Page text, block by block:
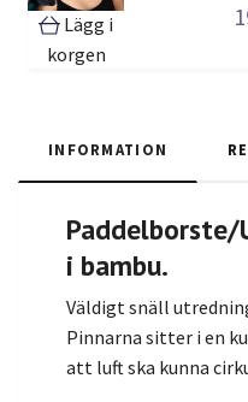
Lägg i
korgen
INFORMATION
Paddelborste/
i bambu.
Väldigt snäll
Pinnarna sitter i en
att luft ska kunna